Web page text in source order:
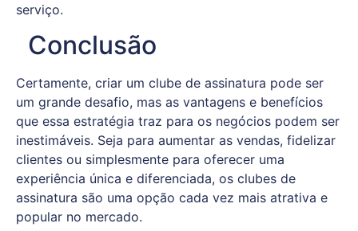
serviço.
Conclusão
Certamente, criar um clube de assinatura pode ser
um grande desafio, mas as vantagens e benefícios
que essa estratégia traz para os negócios podem ser
inestimáveis. Seja para aumentar as vendas, fidelizar
clientes ou simplesmente para oferecer uma
experiência única e diferenciada, os clubes de
assinatura são uma opção cada vez mais atrativa e
popular no mercado.